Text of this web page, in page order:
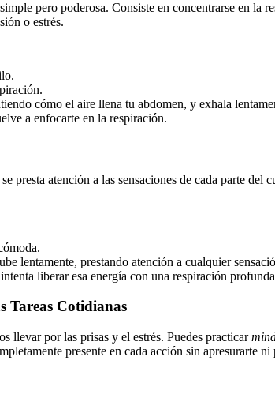
pero poderosa. Consiste en concentrarse en
o estrés.
cómo el aire llena tu abdomen, y exhala
a enfocarte en la respiración.
presta atención a las sensaciones de cada parte
lentamente, prestando atención a cualquier
liberar esa energía con una respiración
Tareas Cotidianas
llevar por las prisas y el estrés. Puedes practicar
presente en cada acción sin apresurarte